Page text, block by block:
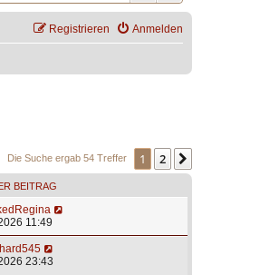
Anmelden
Registrieren
Die Suche ergab 54 Treffer 1 2
BEITRAG
11:49
23:43